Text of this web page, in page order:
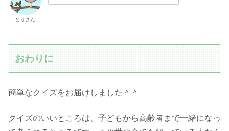
とりさん
おわりに
簡単なクイズをお届けしました＾＾
クイズのいいところは、子どもから高齢者まで一緒になっ